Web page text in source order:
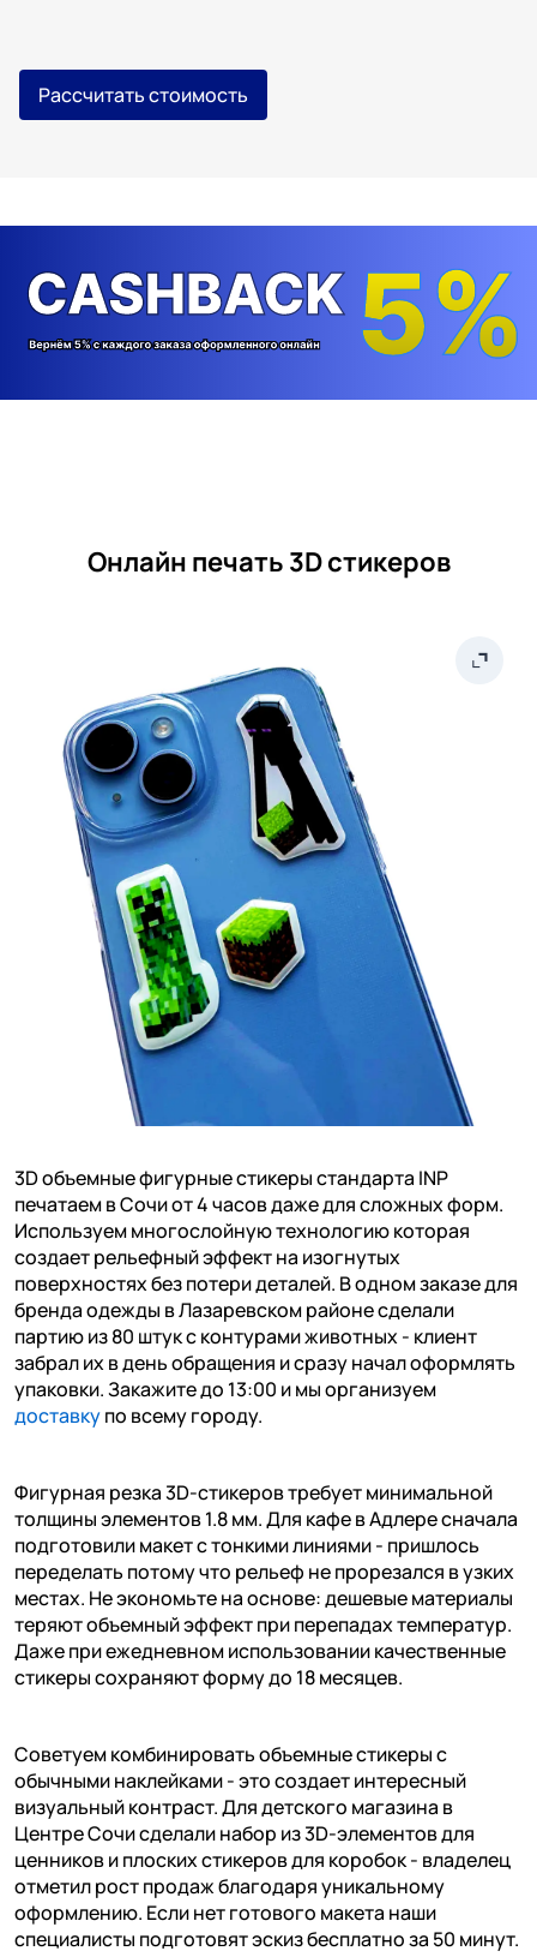
Рассчитать стоимость
Онлайн печать 3D стикеров
3D объемные фигурные стикеры стандарта INP
печатаем в Сочи от 4 часов даже для сложных форм.
Используем многослойную технологию которая
создает рельефный эффект на изогнутых
поверхностях без потери деталей. В одном заказе для
бренда одежды в Лазаревском районе сделали
партию из 80 штук с контурами животных - клиент
забрал их в день обращения и сразу начал оформлять
упаковки. Закажите до 13:00 и мы организуем
доставкупо всему городу.
Фигурная резка 3D-стикеров требует минимальной
толщины элементов 1.8 мм. Для кафе в Адлере сначала
подготовили макет с тонкими линиями - пришлось
переделать потому что рельеф не прорезался в узких
местах. Не экономьте на основе: дешевые материалы
теряют объемный эффект при перепадах температур.
Даже при ежедневном использовании качественные
стикеры сохраняют форму до 18 месяцев.
Советуем комбинировать объемные стикеры с
обычными наклейками - это создает интересный
визуальный контраст. Для детского магазина в
Центре Сочи сделали набор из 3D-элементов для
ценников и плоских стикеров для коробок - владелец
отметил рост продаж благодаря уникальному
оформлению. Если нет готового макета наши
специалисты подготовят эскиз бесплатно за 50 минут.